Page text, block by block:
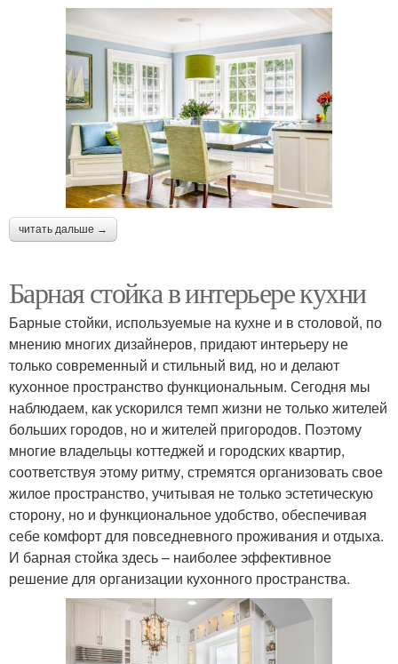
читать дальше →
Барная стойка в интерьере кухни
Барные стойки, используемые на кухне и в столовой, по
мнению многих дизайнеров, придают интерьеру не
только современный и стильный вид, но и делают
кухонное пространство функциональным. Сегодня мы
наблюдаем, как ускорился темп жизни не только жителей
больших городов, но и жителей пригородов. Поэтому
многие владельцы коттеджей и городских квартир,
соответствуя этому ритму, стремятся организовать свое
жилое пространство, учитывая не только эстетическую
сторону, но и функциональное удобство, обеспечивая
себе комфорт для повседневного проживания и отдыха.
И барная стойка здесь – наиболее эффективное
решение для организации кухонного пространства.